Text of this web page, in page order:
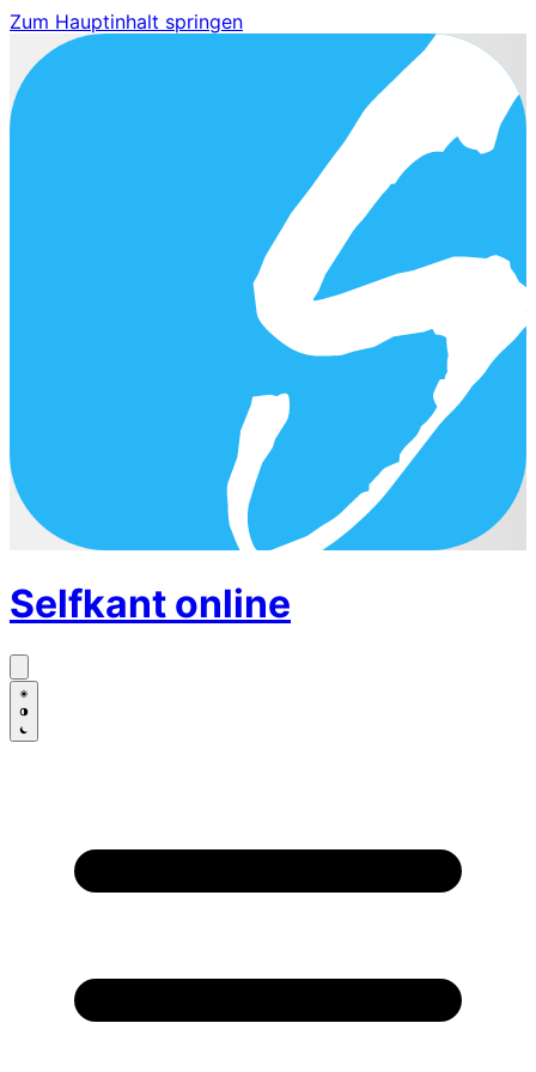
Zum Hauptinhalt springen
Selfkant online